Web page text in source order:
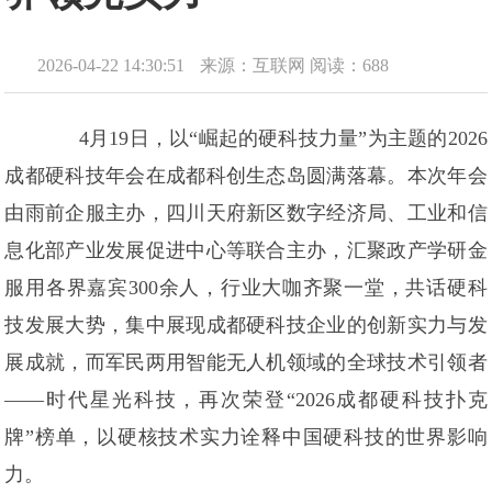
2026-04-22 14:30:51 来源：互联网 阅读：688
4月19日，以“崛起的硬科技力量”为主题的2026
成都硬科技年会在成都科创生态岛圆满落幕。本次年会
由雨前企服主办，四川天府新区数字经济局、工业和信
息化部产业发展促进中心等联合主办，汇聚政产学研金
服用各界嘉宾300余人，行业大咖齐聚一堂，共话硬科
技发展大势，集中展现成都硬科技企业的创新实力与发
展成就，而军民两用智能无人机领域的全球技术引领者
——时代星光科技，再次荣登“2026成都硬科技扑克
牌”榜单，以硬核技术实力诠释中国硬科技的世界影响
力。